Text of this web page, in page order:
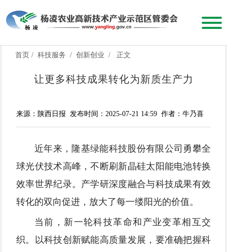
首页 / 科技服务 / 创新创业 / 正文
让更多科技成果转化为新质生产力
来源：陕西日报 发布时间：2025-07-21 14:59 作者：牛乃喜
近年来，隆基绿能科技股份有限公司勇攀全
球光伏技术高峰，不断刷新晶硅太阳能电池转换
效率世界纪录。产学研深度融合与科技成果有效
转化的双向促进，放大了每一缕阳光的价值。
当前，新一轮科技革命和产业变革相互交
织。以科技创新赋能高质量发展，要准确把握科